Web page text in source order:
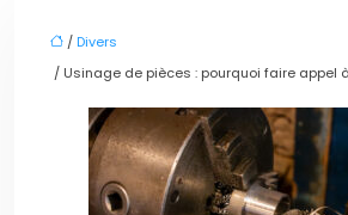
/ Divers
/ Usinage de pièces : pourquoi faire appel